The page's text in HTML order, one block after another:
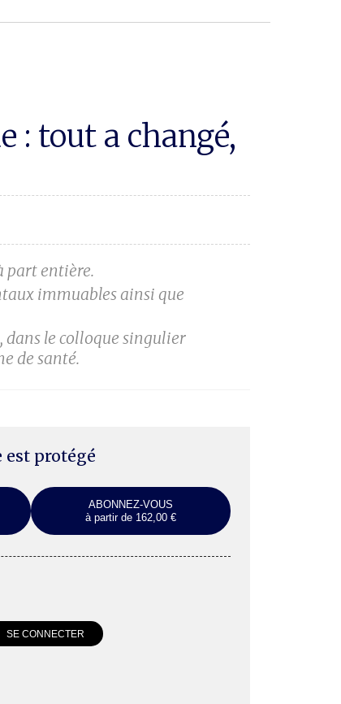
: tout a changé,
part entière.
immuables ainsi que
dans le colloque singulier
de santé.
est protégé
ABONNEZ-VOUS
à partir de 162,00 €